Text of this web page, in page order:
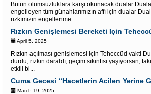
Bütün olumsuzluklara karşı okunacak dualar
engelleyen tüm günahlarımızın affı için dualar
rızkımızın engellenme...
Rızkın Genişlemesi Bereketi İçin
April 5, 2025
Rızkın açılması genişlemesi için Teheccüd vakti
durdu, rızkın daraldı, geçim sıkıntısı yaşıyorsan,
etkili bi...
March 19, 2025